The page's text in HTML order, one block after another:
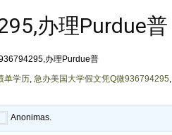
办理Purdue普
办理Purdue普
单学历, 急办美国大学假文凭Q微936794295,
Anonimas.